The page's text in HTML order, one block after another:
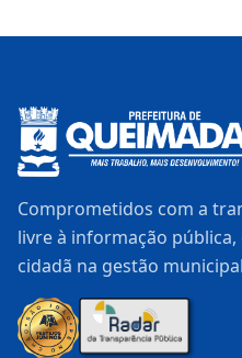
Comprometidos com a
livre à informação
cidadã na gestão